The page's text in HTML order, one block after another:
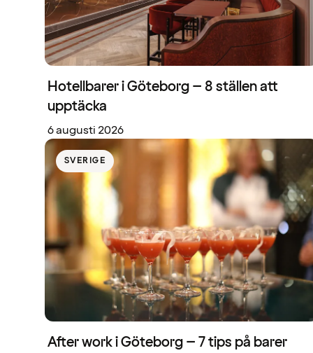
Hotellbarer i Göteborg – 8 ställen att
upptäcka
6 augusti 2026
SVERIGE
After work i Göteborg – 7 tips på barer